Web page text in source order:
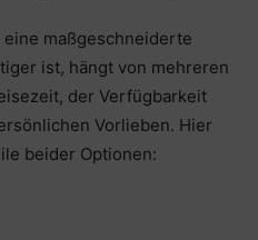
maßgeschneiderte
ist, hängt von mehreren
der Verfügbarkeit
Vorlieben. Hier
beider Optionen: